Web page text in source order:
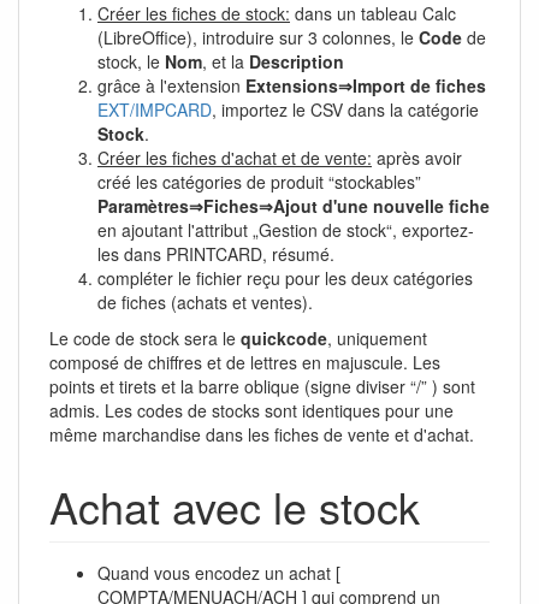
Créer les fiches de stock: dans un tableau Calc
(LibreOffice), introduire sur 3 colonnes, le Code de
stock, le Nom, et la Description
grâce à l'extension Extensions⇒Import de fiches
EXT/IMPCARD, importez le CSV dans la catégorie
Stock.
Créer les fiches d'achat et de vente: après avoir
créé les catégories de produit “stockables”
Paramètres⇒Fiches⇒Ajout d'une nouvelle fiche
en ajoutant l'attribut „Gestion de stock“, exportez-
les dans PRINTCARD, résumé.
compléter le fichier reçu pour les deux catégories
de fiches (achats et ventes).
Le code de stock sera le quickcode, uniquement
composé de chiffres et de lettres en majuscule. Les
points et tirets et la barre oblique (signe diviser “/” ) sont
admis. Les codes de stocks sont identiques pour une
même marchandise dans les fiches de vente et d'achat.
Achat avec le stock
Quand vous encodez un achat [
COMPTA/MENUACH/ACH ] qui comprend un